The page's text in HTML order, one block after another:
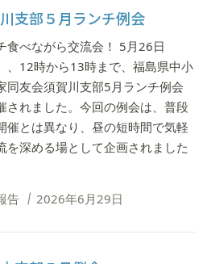
支部５月ランチ例会
食べながら交流会！ 5月26日
、12時から13時まで、福島県中小
同友会須賀川支部5月ランチ例会
されました。今回の例会は、普段
催とは異なり、昼の短時間で気軽
を深める場として企画されました
告
2026年6月29日